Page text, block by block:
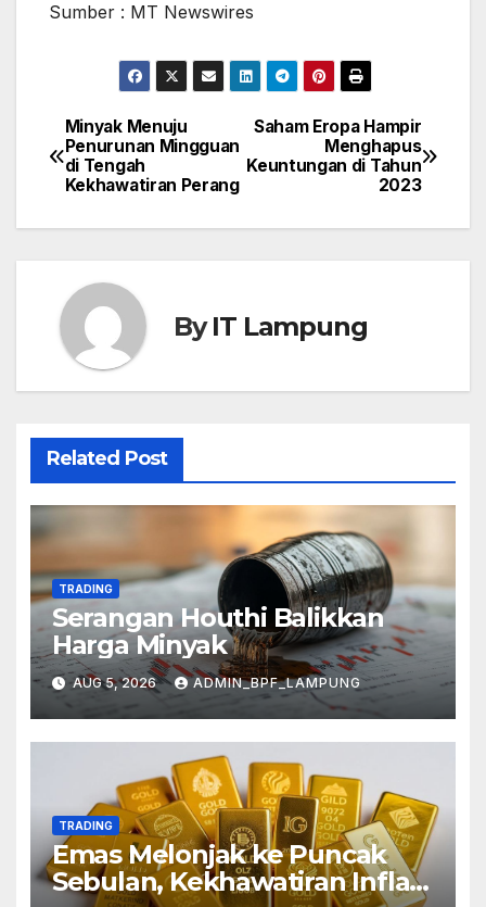
Sumber : MT Newswires
Post
navigation
Saham Eropa Hampir
Menghapus
Keuntungan di Tahun
2023
Minyak Menuju
Penurunan Mingguan
di Tengah
Kekhawatiran Perang
ByIT Lampung
Related Post
TRADING
Serangan Houthi Balikkan
Harga Minyak
AUG 5, 2026 ADMIN_BPF_LAMPUNG
TRADING
Emas Melonjak ke Puncak
Sebulan, Kekhawatiran Inflasi